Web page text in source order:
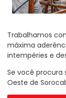
Trabalhamos
máxima
intempéries e
Se você procura
Oeste de